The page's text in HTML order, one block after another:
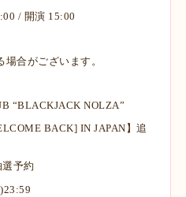
/ 開演 15:00
合がございます。
“BLACKJACK NOLZA”
BACK] IN JAPAN】追
予約